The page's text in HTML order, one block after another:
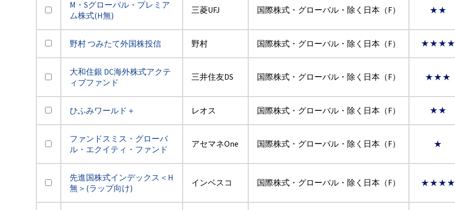
M・Sグローバル・プレミア
ム株式(H無)
三菱UFJ 国際株式・グローバル・除く日本（F） ★★
野村 つみたて外国株投信 野村 国際株式・グローバル・除く日本（F） ★★★★
大和住銀 DC海外株式アクテ
ィブファンド
三井住友DS 国際株式・グローバル・除く日本（F） ★★★
ひふみワールド＋ レオス 国際株式・グローバル・除く日本（F） ★★
ファンドスミス・グローバ
ル・エクイティ・ファンド
アセマネOne 国際株式・グローバル・除く日本（F） ★
先進国株式インデックス＜H
無＞(ラップ向け)
インベスコ 国際株式・グローバル・除く日本（F） ★★★★